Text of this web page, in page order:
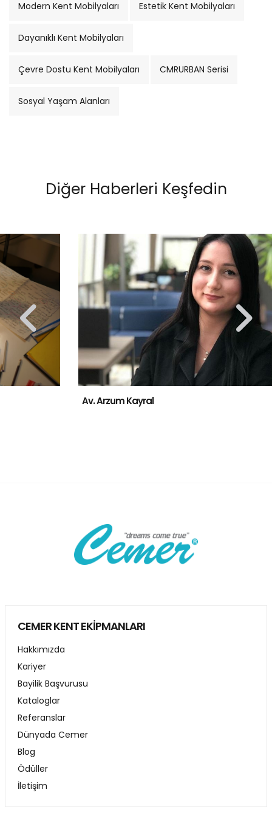
Modern Kent Mobilyaları Estetik Kent Mobilyaları
Dayanıklı Kent Mobilyaları
Çevre Dostu Kent Mobilyaları CMRURBAN Serisi
Sosyal Yaşam Alanları
Diğer Haberleri Keşfedin
Av. Arzum Kayral
CEMER KENT EKİPMANLARI
Hakkımızda
Kariyer
Bayilik Başvurusu
Kataloglar
Referanslar
Dünyada Cemer
Blog
Ödüller
İletişim